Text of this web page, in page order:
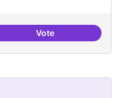
VoteProjecte